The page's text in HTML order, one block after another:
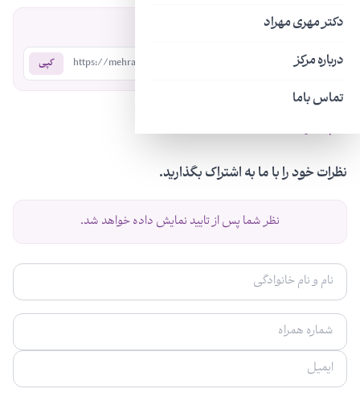
دکتر مهری مهراد
درباره مرکز
تماس باما
اشتراک‌گذاری:
https://mehradodc.com/?p=292 کپی
نظرات
نظرات خود را با ما به اشتراک بگذارید.
نظر شما پس از تایید نمایش داده خواهد شد.